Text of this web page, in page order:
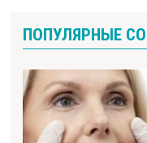
записям
ПОПУЛЯРНЫЕ